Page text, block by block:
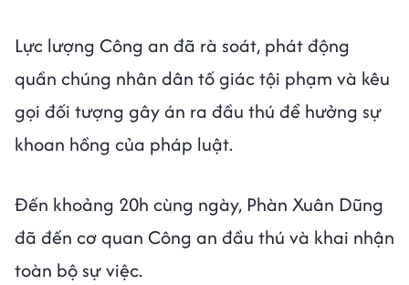
Lực lượng Công an đã rà soát, phát động
quần chúng nhân dân tố giác tội phạm và kêu
gọi đối tượng gây án ra đầu thú để hưởng sự
khoan hồng của pháp luật.
Đến khoảng 20h cùng ngày, Phàn Xuân Dũng
đã đến cơ quan Công an đầu thú và khai nhận
toàn bộ sự việc.